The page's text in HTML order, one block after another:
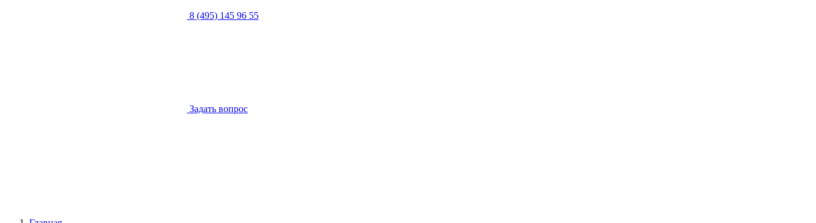
8 (495) 145 96 55
Задать вопрос